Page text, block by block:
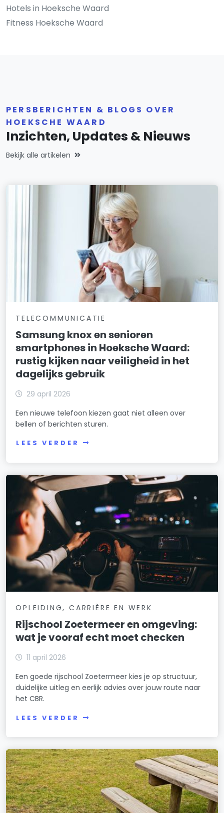
Hotels in Hoeksche Waard
Fitness Hoeksche Waard
PERSBERICHTEN & BLOGS OVER
HOEKSCHE WAARD
Inzichten, Updates & Nieuws
Bekijk alle artikelen
TELECOMMUNICATIE
Samsung knox en senioren
smartphones in Hoeksche Waard:
rustig kijken naar veiligheid in het
dagelijks gebruik
29 april 2026
Een nieuwe telefoon kiezen gaat niet alleen over
bellen of berichten sturen.
LEES VERDER
OPLEIDING, CARRIÈRE EN WERK
Rijschool Zoetermeer en omgeving:
wat je vooraf echt moet checken
11 april 2026
Een goede rijschool Zoetermeer kies je op structuur,
duidelijke uitleg en eerlijk advies over jouw route naar
het CBR.
LEES VERDER